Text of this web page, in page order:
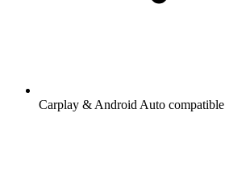
Carplay & Android Auto compatible